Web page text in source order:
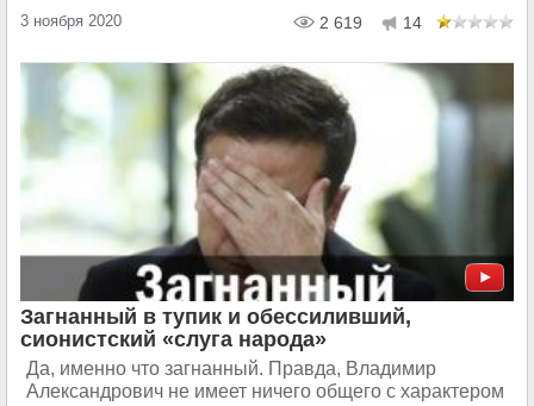
3 ноября 2020 2 619 14
Загнанный в тупик и обессиливший,
сионистский «слуга народа»
Да, именно что загнанный. Правда, Владимир
Александрович не имеет ничего общего с характером